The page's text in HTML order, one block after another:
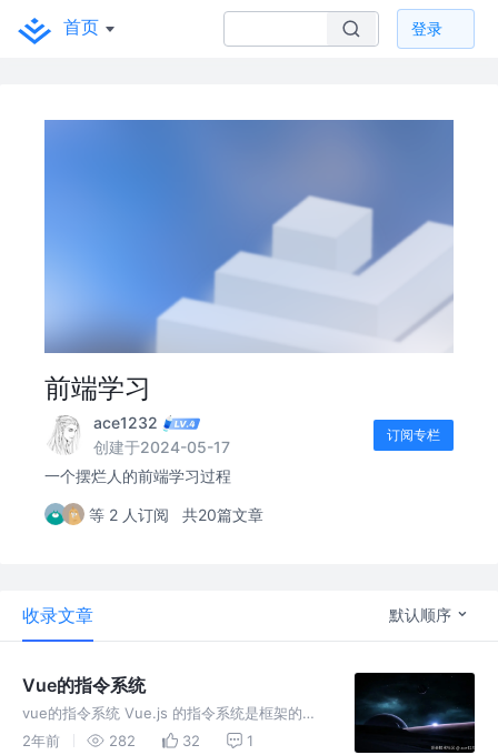
首页 登录
前端学习
ace1232
创建于2024-05-17
订阅专栏
一个摆烂人的前端学习过程
等 2 人订阅 共20篇文章
收录文章 默认顺序
Vue的指令系统
vue的指令系统 Vue.js 的指令系统是框架的一
个核心特性，它提供了一种简洁的方式来绑定
2年前 282 32 1